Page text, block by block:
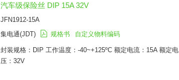
汽车级保险丝 DIP 15A 32V
JFN1912-15A
集电通(JDT)
规格书 自定义物料编码
封装规格：DIP 工作温度：-40~+125ºC 额定电流：15A 额定电
压：32V